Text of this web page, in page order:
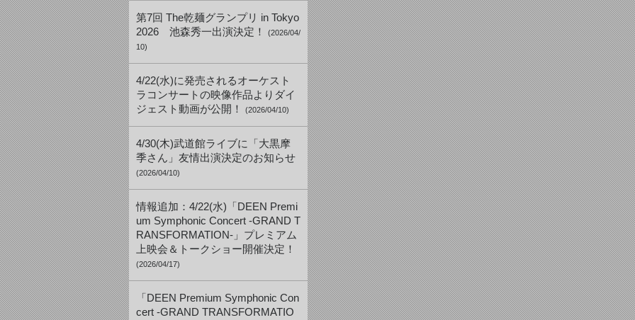
第7回 The乾麺グランプリ in Tokyo
2026 池森秀一出演決定！
(2026/04/
10)
4/22(水)に発売されるオーケスト
ラコンサートの映像作品よりダイ
ジェスト動画が公開！
(2026/04/10)
4/30(木)武道館ライブに「大黒摩
季さん」友情出演決定のお知らせ
(2026/04/10)
情報追加：4/22(水)「DEEN Premi
um Symphonic Concert -GRAND T
RANSFORMATION-」プレミアム
上映会＆トークショー開催決定！
(2026/04/17)
「DEEN Premium Symphonic Con
cert -GRAND TRANSFORMATIO